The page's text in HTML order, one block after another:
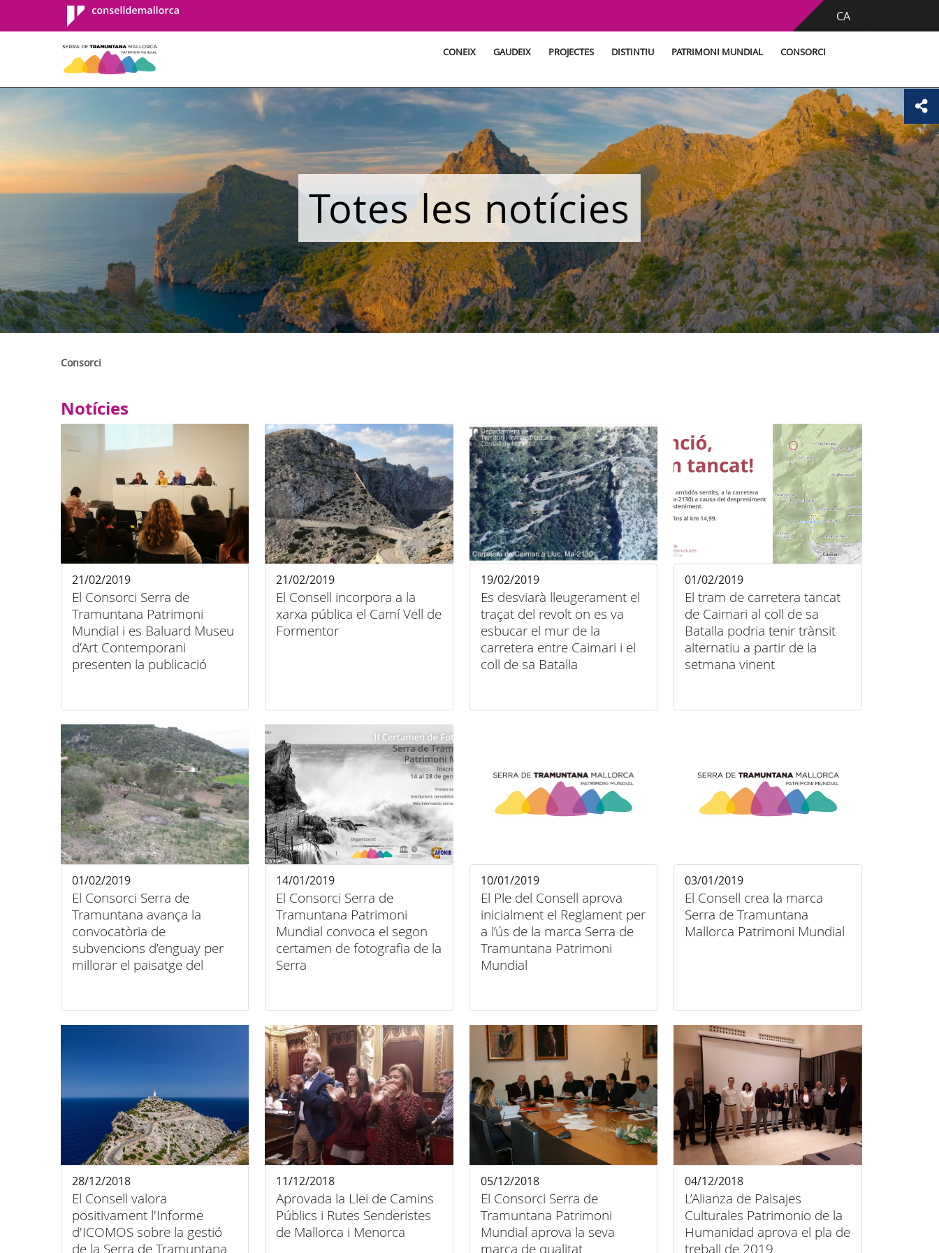
Consell de
Mallorca
CA
CONEIX GAUDEIX PROJECTES DISTINTIU PATRIMONI MUNDIAL CONSORCI
Totes les notícies
Consorci
Notícies
El Consorci Serra de
Tramuntana Patrimoni
Mundial i es Baluard Museu
d’Art Contemporani
presenten la publicació
21/02/2019
El Consell incorpora a la
xarxa pública el Camí Vell de
Formentor
21/02/2019
Es desviarà lleugerament el
traçat del revolt on es va
esbucar el mur de la
carretera entre Caimari i el
coll de sa Batalla
19/02/2019
El tram de carretera tancat
de Caimari al coll de sa
Batalla podria tenir trànsit
alternatiu a partir de la
setmana vinent
01/02/2019
El Consorci Serra de
Tramuntana avança la
convocatòria de
subvencions d’enguay per
millorar el paisatge del
01/02/2019
El Consorci Serra de
Tramuntana Patrimoni
Mundial convoca el segon
certamen de fotografia de la
Serra
14/01/2019
El Ple del Consell aprova
inicialment el Reglament per
a l’ús de la marca Serra de
Tramuntana Patrimoni
Mundial
10/01/2019
El Consell crea la marca
Serra de Tramuntana
Mallorca Patrimoni Mundial
03/01/2019
El Consell valora
positivament l'Informe
d'ICOMOS sobre la gestió
de la Serra de Tramuntana
28/12/2018
Aprovada la Llei de Camins
Públics i Rutes Senderistes
de Mallorca i Menorca
11/12/2018
El Consorci Serra de
Tramuntana Patrimoni
Mundial aprova la seva
marca de qualitat
05/12/2018
L’Alianza de Paisajes
Culturales Patrimonio de la
Humanidad aprova el pla de
treball de 2019
04/12/2018